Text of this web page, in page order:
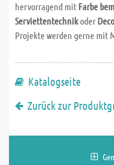
hervorragend mit Farbe
Serviettentechnikoder
Projekte werden gerne mit
Katalogseite
Zurück zur